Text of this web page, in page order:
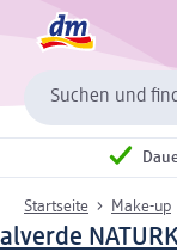
Suchen und
Startseite Make-up
alverde